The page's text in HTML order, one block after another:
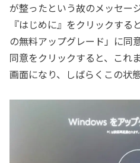
が整ったという故のメッセー
『はじめに』をクリックす
の無料アップグレード」に同
同意をクリックすると、これ
画面になり、しばらくこの状